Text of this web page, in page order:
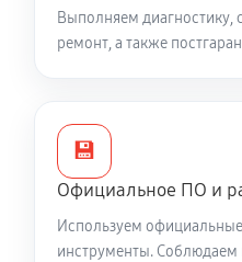
Выполняем диагностику,
ремонт, а также
💾
Официальное ПО и
Используем
инструменты. Соблюдаем